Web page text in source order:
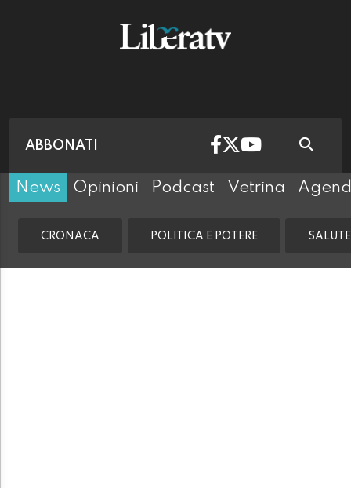
ABBONATI
News Opinioni Podcast Vetrina
CRONACA POLITICA E POTERE